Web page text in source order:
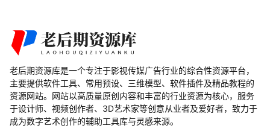
即可实现复杂的音…
老后期资源库是一个专注于影视传媒广告行业的综合性资源平台，
主要提供软件工具、常用预设、三维模型、软件插件及精品教程的
资源网站。网站以高质量原创内容和丰富的行业资源为核心，服务
于设计师、视频创作者、3D艺术家等创意从业者及爱好者，致力于
成为数字艺术创作的辅助工具库与灵感来源。